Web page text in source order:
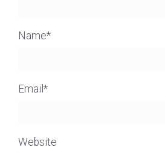
Name*
Email *
Website